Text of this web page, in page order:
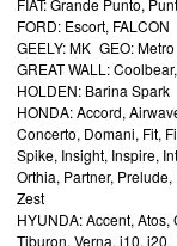
FIAT: Grande Punto,
FORD: Escort, FALCON
GEELY: MK GEO: Metro
GREAT WALL:
HOLDEN: Barina Spark
HONDA: Accord,
Concerto, Domani, Fit,
Spike, Insight, Inspire,
Orthia, Partner, Prelude,
Zest
HYUNDA: Accent,
Tiburon, Verna, i10, i20